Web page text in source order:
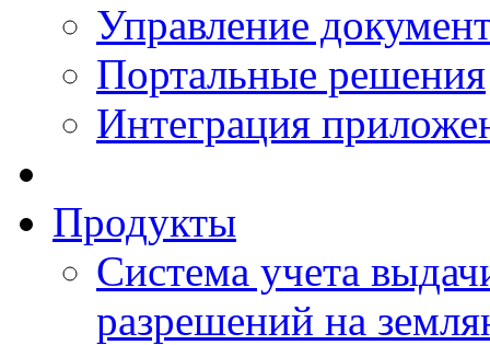
Управление
Портальные решения
Интеграция
Продукты
Система учета
разрешений на